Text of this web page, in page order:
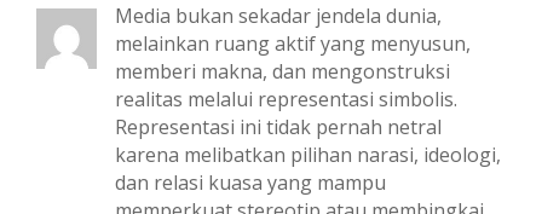
Media bukan sekadar jendela dunia,
melainkan ruang aktif yang menyusun,
memberi makna, dan mengonstruksi
realitas melalui representasi simbolis.
Representasi ini tidak pernah netral
karena melibatkan pilihan narasi, ideologi,
dan relasi kuasa yang mampu